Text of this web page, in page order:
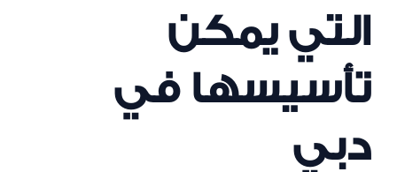
التي يمكن
تأسيسها في
دبي